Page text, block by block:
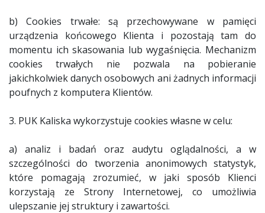
b) Cookies trwałe: są przechowywane w pamięci
urządzenia końcowego Klienta i pozostają tam do
momentu ich skasowania lub wygaśnięcia. Mechanizm
cookies trwałych nie pozwala na pobieranie
jakichkolwiek danych osobowych ani żadnych informacji
poufnych z komputera Klientów.
3. PUK Kaliska wykorzystuje cookies własne w celu:
a) analiz i badań oraz audytu oglądalności, a w
szczególności do tworzenia anonimowych statystyk,
które pomagają zrozumieć, w jaki sposób Klienci
korzystają ze Strony Internetowej, co umożliwia
ulepszanie jej struktury i zawartości.